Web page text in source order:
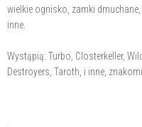
wielkie ognisko, zamki
inne.
Wystąpią: Turbo, Closterkeller,
Destroyers, Taroth, i inne,